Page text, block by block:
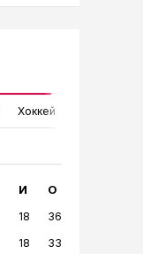
Хоккей
И О
18
36
18
33